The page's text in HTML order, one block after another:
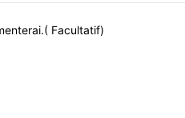
Facultatif)